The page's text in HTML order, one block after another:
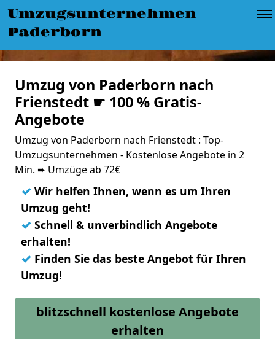
Umzugsunternehmen
Paderborn
Umzug von Paderborn nach
Frienstedt ☛ 100 % Gratis-
Angebote
Umzug von Paderborn nach Frienstedt : Top-
Umzugsunternehmen - Kostenlose Angebote in 2
Min. ➨ Umzüge ab 72€
✓ Wir helfen Ihnen, wenn es um Ihren
Umzug geht!
✓ Schnell & unverbindlich Angebote
erhalten!
✓ Finden Sie das beste Angebot für Ihren
Umzug!
blitzschnell kostenlose Angebote
erhalten